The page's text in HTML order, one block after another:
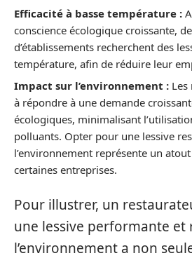
Efficacité à basse température :
conscience écologique croissante,
d’établissements recherchent des
température, afin de réduire leur
Impact sur l’environnement :
à répondre à une demande
écologiques, minimalisant
polluants. Opter pour une lessive
l’environnement représente un
certaines entreprises.
Pour illustrer, un
une lessive performante et
l’environnement a non